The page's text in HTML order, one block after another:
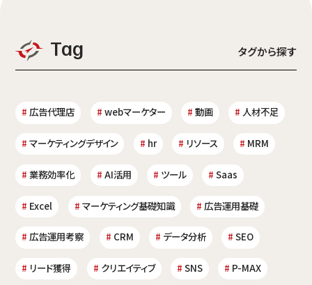
Tag タグから探す
広告代理店 webマーケター 動画 人材不足
マーケティングデザイン hr リソース MRM
業務効率化 AI活用 ツール Saas
Excel マーケティング基礎知識 広告運用基礎
広告運用考察 CRM データ分析 SEO
リード獲得 クリエイティブ SNS P-MAX